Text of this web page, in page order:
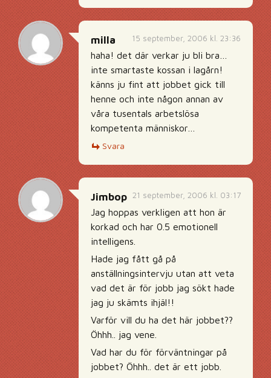
15 september, 2006 kl. 23:36
milla
haha! det där verkar ju bli bra…
inte smartaste kossan i lagårn!
känns ju fint att jobbet gick till
henne och inte någon annan av
våra tusentals arbetslösa
kompetenta människor…
Svara
21 september, 2006 kl. 03:17
Jimbop
Jag hoppas verkligen att hon är
korkad och har 0.5 emotionell
intelligens.
Hade jag fått gå på
anställningsintervju utan att veta
vad det är för jobb jag sökt hade
jag ju skämts ihjäl!!
Varför vill du ha det här jobbet??
Öhhh.. jag vene.
Vad har du för förväntningar på
jobbet? Öhhh.. det är ett jobb.